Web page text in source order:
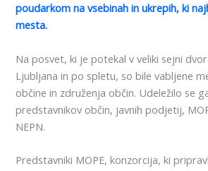
poudarkom na vsebinah in ukrepih, ki
mesta.
Na posvet, ki je potekal v veliki sejni
Ljubljana in po spletu, so bile vabljene
občine in združenja občin. Udeležilo se
predstavnikov občin, javnih podjetij,
NEPN.
Predstavniki MOPE, konzorcija, ki